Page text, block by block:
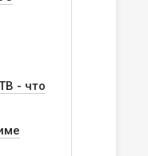
- что